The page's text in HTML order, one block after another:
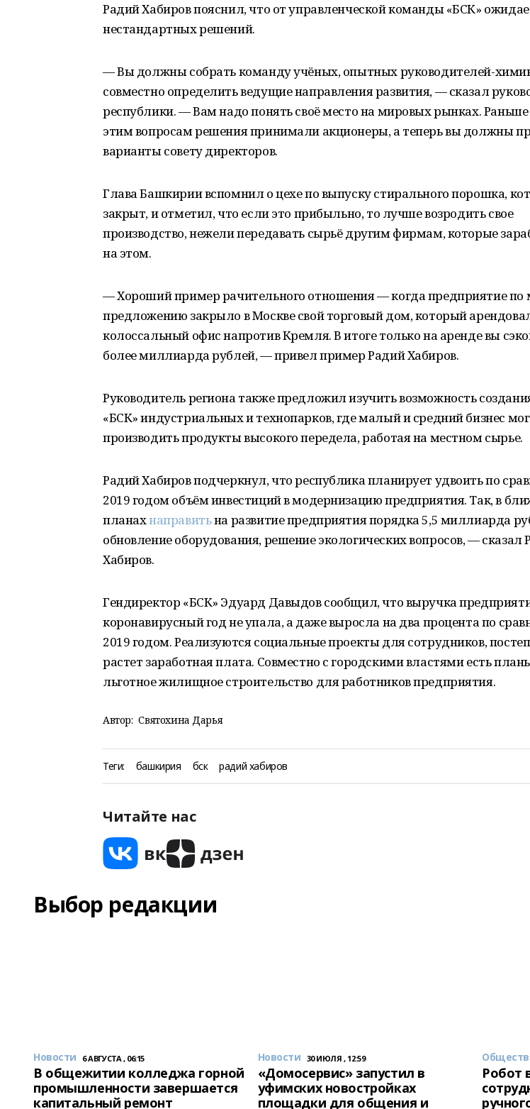
Радий Хабиров пояснил, что от управленческой команды «БСК»
нестандартных решений.
— Вы должны собрать команду учёных, опытных руководителей-
совместно определить ведущие направления развития, — сказал
республики. — Вам надо понять своё место на мировых рынках. Раньше
этим вопросам решения принимали акционеры, а теперь вы должны
варианты совету директоров.
Глава Башкирии вспомнил о цехе по выпуску стирального порошка,
закрыт, и отметил, что если это прибыльно, то лучше возродить свое
производство, нежели передавать сырьё другим фирмам, которые
на этом.
— Хороший пример рачительного отношения — когда предприятие по
предложению закрыло в Москве свой торговый дом, который
колоссальный офис напротив Кремля. В итоге только на аренде вы
более миллиарда рублей, — привел пример Радий Хабиров.
Руководитель региона также предложил изучить возможность
«БСК» индустриальных и технопарков, где малый и средний бизнес
производить продукты высокого передела, работая на местном сырье.
Радий Хабиров подчеркнул, что республика планирует удвоить по
2019 годом объём инвестиций в модернизацию предприятия. Так, в
планахнаправитьна развитие предприятия порядка 5,5 миллиарда
обновление оборудования, решение экологических вопросов, — сказал
Хабиров.
Гендиректор «БСК» Эдуард Давыдов сообщил, что выручка
коронавирусный год не упала, а даже выросла на два процента по
2019 годом. Реализуются социальные проекты для сотрудников,
растет заработная плата. Совместно с городскими властями есть
льготное жилищное строительство для работников предприятия.
Автор: Святохина Дарья
Теги: башкирия бск радий хабиров
Читайте нас
Выбор редакции
Новости 6 АВГУСТА , 06:15
В общежитии колледжа горной
промышленности завершается
капитальный ремонт
Новости 30 ИЮЛЯ , 12:59
«Домосервис» запустил в
уфимских новостройках
площадки для общения и
Робот